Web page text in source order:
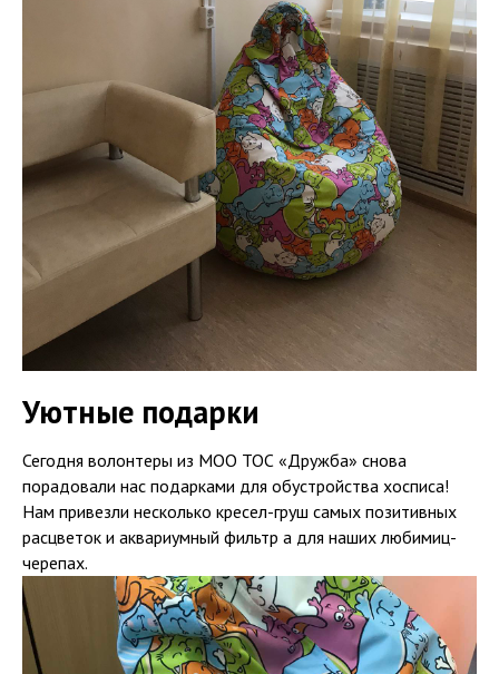
Уютные подарки
Сегодня волонтеры из МОО ТОС «Дружба» снова
порадовали нас подарками для обустройства хосписа!
Нам привезли несколько кресел-груш самых позитивных
расцветок и аквариумный фильтр а для наших любимиц-
черепах.